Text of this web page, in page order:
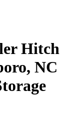
Hitch
NC